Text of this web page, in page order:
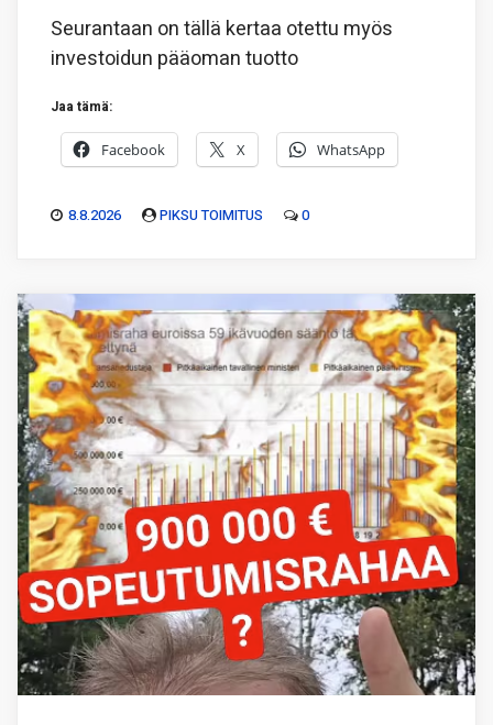
Seurantaan on tällä kertaa otettu myös
investoidun pääoman tuotto
Jaa tämä:
Facebook X WhatsApp
8.8.2026 PIKSU TOIMITUS 0